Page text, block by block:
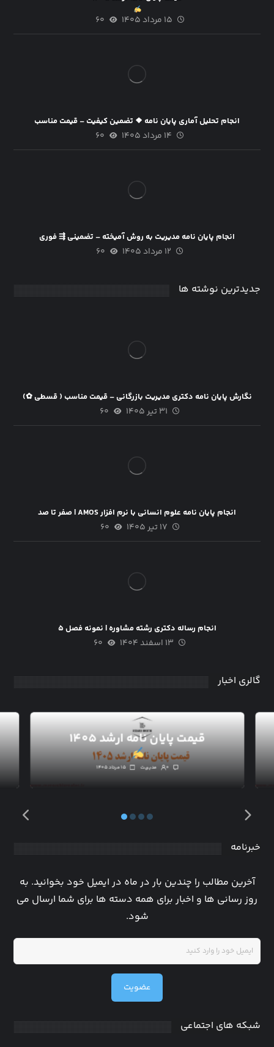
۱۵ مرداد ۱۴۰۵ ۶۰
انجام تحلیل آماری پایان نامه ❖ تضمین کیفیت – قیمت مناسب
۱۴ مرداد ۱۴۰۵ ۶۰
انجام پایان نامه مدیریت به روش آمیخته – تضمینی ⇶ فوری
۱۲ مرداد ۱۴۰۵ ۶۰
جدیدترین نوشته ها
نگارش پایان نامه دکتری مدیریت بازرگانی – قیمت مناسب ( قسطی ✿)
۳۱ تیر ۱۴۰۵ ۶۰
انجام پایان نامه علوم انسانی با نرم افزار AMOS | صفر تا صد
۱۷ تیر ۱۴۰۵ ۶۰
انجام رساله دکتری رشته مشاوره | نمونه فصل ۵
۱۳ اسفند ۱۴۰۴ ۶۰
گالری اخبار
قیمت پایان نامه ارشد ۱۴۰۵
۱۵ مرداد ۱۴۰۵ مدیریت ۰
خبرنامه
آخرین مطالب را چندین بار در ماه در ایمیل خود بخوانید. به
روز رسانی ها و اخبار برای همه دسته ها برای شما ارسال می
شود.
عضویت
شبکه های اجتماعی